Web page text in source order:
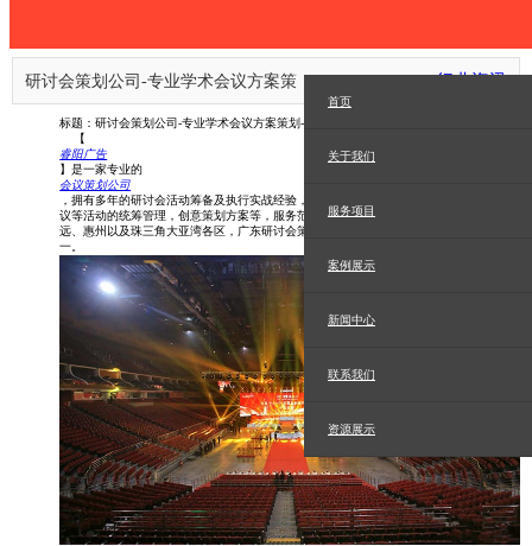
首页
关于我们
服务项目
案例展示
新闻中心
联系我们
资源展示
研讨会策划公司-专业学术会议方案策
划-大型学术研讨会议活动统筹管理
行业资讯
标题：研讨会策划公司-专业学术会议方案策划-大型学术研讨会议活动统筹管理
【
睿阳广告
】是一家专业的
会议策划公司
，拥有多年的研讨会活动筹备及执行实战经验，提供完善的学术会议、大型专家研讨会
议等活动的统筹管理，创意策划方案等，服务范围包括广州、佛山、深圳、东莞、清
远、惠州以及珠三角大亚湾各区，广东研讨会策划公司睿阳广告将会是您优质的选择之
一。